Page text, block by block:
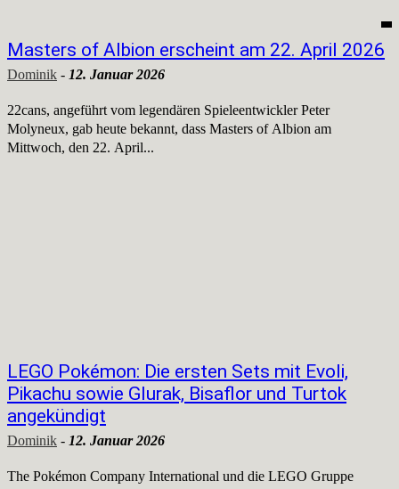
Masters of Albion erscheint am 22. April 2026
Dominik - 12. Januar 2026
22cans, angeführt vom legendären Spieleentwickler Peter
Molyneux, gab heute bekannt, dass Masters of Albion am
Mittwoch, den 22. April...
LEGO Pokémon: Die ersten Sets mit Evoli,
Pikachu sowie Glurak, Bisaflor und Turtok
angekündigt
Dominik - 12. Januar 2026
The Pokémon Company International und die LEGO Gruppe